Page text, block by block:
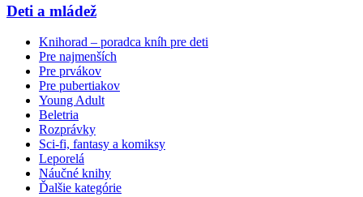
Deti a mládež
Knihorad – poradca kníh pre deti
Pre najmenších
Pre prvákov
Pre pubertiakov
Young Adult
Beletria
Rozprávky
Sci-fi, fantasy a komiksy
Leporelá
Náučné knihy
Ďalšie kategórie